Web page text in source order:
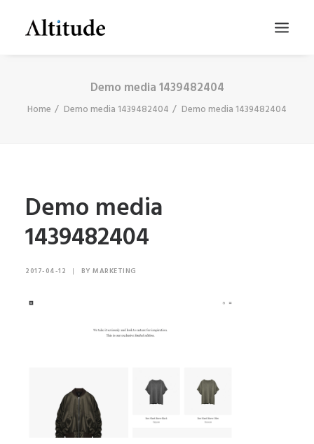
SEARCH
Demo media 1439482404
Home Demo media 1439482404 Demo media 1439482404
Demo media
1439482404
2017-04-12 | BY MARKETING